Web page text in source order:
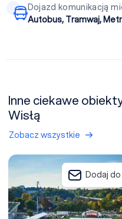
Dojazd komunikacją
Autobus, Tramwaj,
Inne ciekawe
Wisłą
Zobacz wszystkie
Warsaw Experience Center
Dodaj